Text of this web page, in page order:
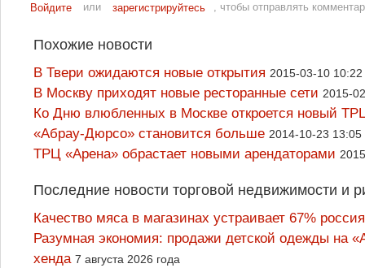
Войдите или зарегистрируйтесь , чтобы отправлять
Похожие новости
В Твери ожидаются новые открытия 2015-03-10 10:22
В Москву приходят новые ресторанные сети 2015-
Ко Дню влюбленных в Москве откроется новый
«Абрау-Дюрсо» становится больше 2014-10-23 13:05
ТРЦ «Арена» обрастает новыми арендаторами
Последние новости торговой недвижимости и
Качество мяса в магазинах устраивает 67%
Разумная экономия: продажи детской одежды на
хенда 7 августа 2026 года